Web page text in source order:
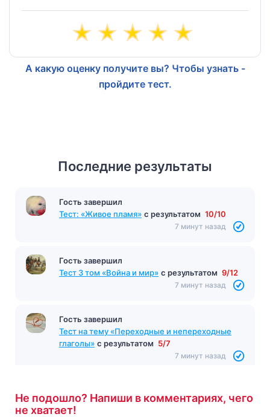
А какую оценку получите вы? Чтобы узнать -
пройдите тест.
Последние результаты
Гость завершил
Тест: «Живое пламя» с результатом 10/10
7 минут назад
Гость завершил
Тест 3 том «Война и мир» с результатом 9/12
7 минут назад
Гость завершил
Тест на тему «Переходные и непереходные
глаголы» с результатом 5/7
7 минут назад
Не подошло? Напиши в комментариях, чего
не хватает!